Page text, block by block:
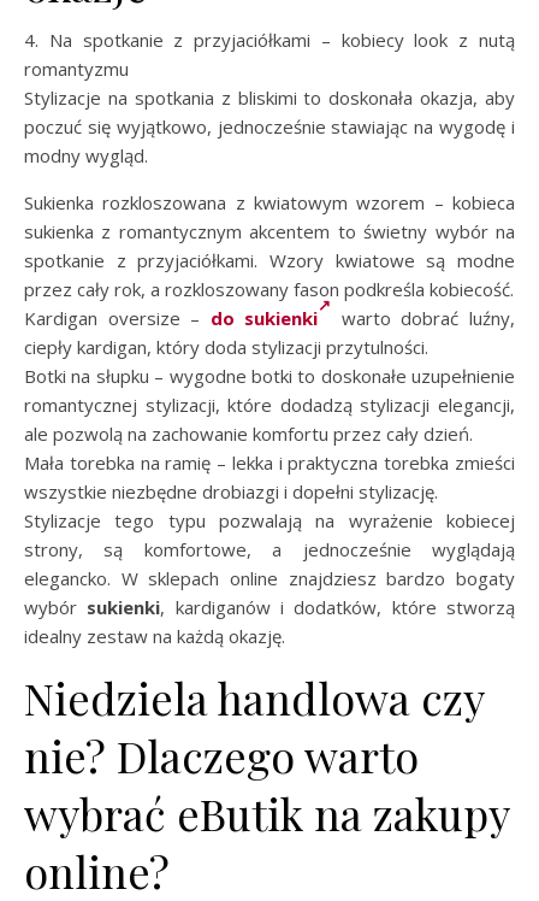
4. Na spotkanie z przyjaciółkami – kobiecy look z nutą
romantyzmu
Stylizacje na spotkania z bliskimi to doskonała okazja, aby
poczuć się wyjątkowo, jednocześnie stawiając na wygodę i
modny wygląd.
Sukienka rozkloszowana z kwiatowym wzorem – kobieca
sukienka z romantycznym akcentem to świetny wybór na
spotkanie z przyjaciółkami. Wzory kwiatowe są modne
przez cały rok, a rozkloszowany fason podkreśla kobiecość.
Kardigan oversize – do sukienki
warto dobrać luźny,
ciepły kardigan, który doda stylizacji przytulności.
Botki na słupku – wygodne botki to doskonałe uzupełnienie
romantycznej stylizacji, które dodadzą stylizacji elegancji,
ale pozwolą na zachowanie komfortu przez cały dzień.
Mała torebka na ramię – lekka i praktyczna torebka zmieści
wszystkie niezbędne drobiazgi i dopełni stylizację.
Stylizacje tego typu pozwalają na wyrażenie kobiecej
strony, są komfortowe, a jednocześnie wyglądają
elegancko. W sklepach online znajdziesz bardzo bogaty
wybór sukienki, kardiganów i dodatków, które stworzą
idealny zestaw na każdą okazję.
Niedziela handlowa czy
nie? Dlaczego warto
wybrać eButik na zakupy
online?